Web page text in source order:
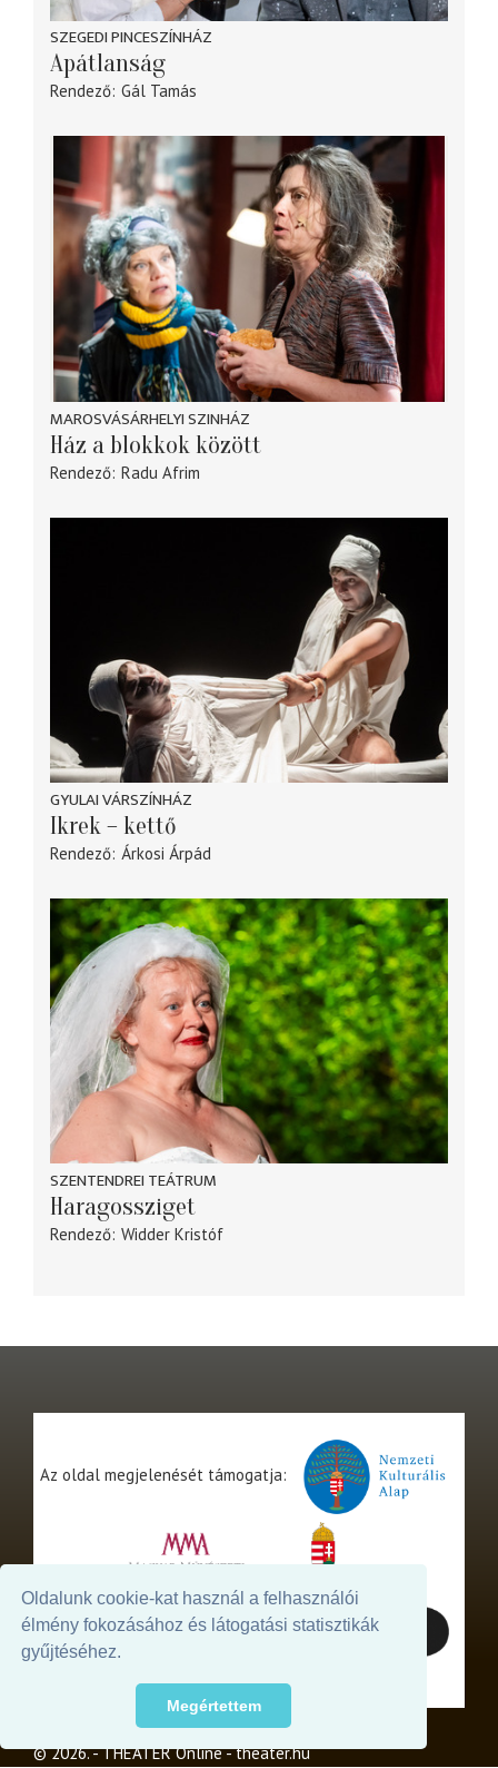
Oldalunk cookie-kat használ a felhasználói
élmény fokozásához és látogatási statisztikák
gyűjtéséhez.
Megértettem
SZEGEDI PINCESZÍNHÁZ
Apátlanság
Rendező Gál Tamás
MAROSVÁSÁRHELYI SZINHÁZ
Ház a blokkok között
Rendező Radu Afrim
GYULAI VÁRSZÍNHÁZ
Ikrek – kettő
Rendező Árkosi Árpád
SZENTENDREI TEÁTRUM
Haragossziget
Rendező Widder Kristóf
Az oldal megjelenését támogatja:
© 2026. - THEATER Online -theater.hu